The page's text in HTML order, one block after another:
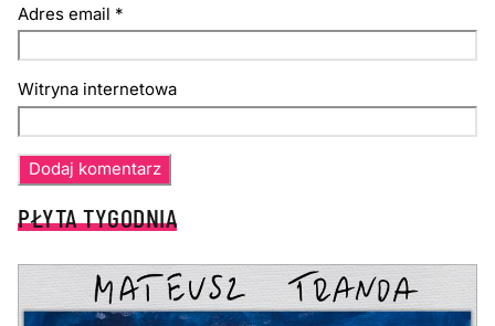
Adres email *
Witryna internetowa
PŁYTA TYGODNIA